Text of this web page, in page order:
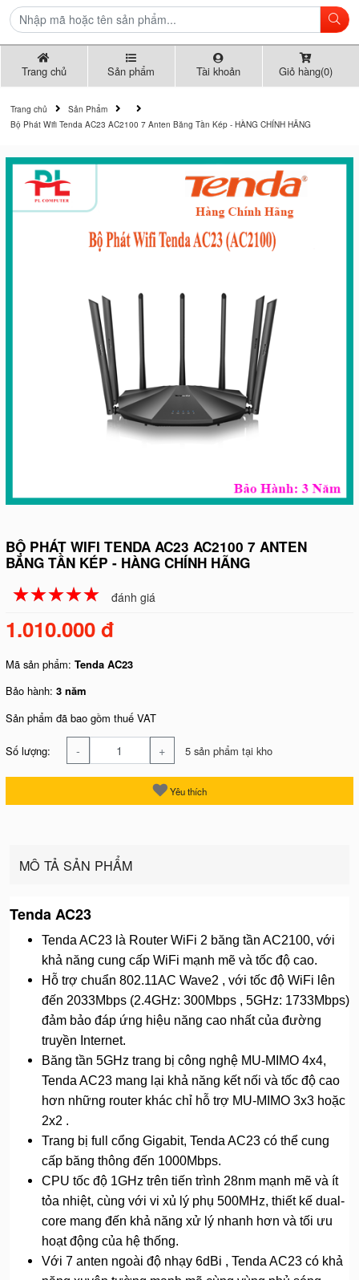
Trang chủ Sản phẩm Tài khoản Giỏ hàng(0)
Trang chủ
Sản Phẩm
Bộ Phát Wifi Tenda AC23 AC2100 7 Anten Băng Tần Kép - HÀNG CHÍNH HÃNG
BỘ PHÁT WIFI TENDA AC23 AC2100 7 ANTEN
BĂNG TẦN KÉP - HÀNG CHÍNH HÃNG
☆☆☆☆☆
★★★★★ đánh giá
1.010.000 đ
Mã sản phẩm:Tenda AC23
Bảo hành:3 năm
Sản phẩm đã bao gồm thuế VAT
Số lượng: - + 5 sản phẩm tại kho
Yêu thích
MÔ TẢ SẢN PHẨM
Tenda AC23
Tenda AC23 là Router WiFi 2 băng tần AC2100, với
khả năng cung cấp WiFi mạnh mẽ và tốc độ cao.
Hỗ trợ chuẩn 802.11AC Wave2 , với tốc độ WiFi lên
đến 2033Mbps (2.4GHz: 300Mbps , 5GHz: 1733Mbps)
đảm bảo đáp ứng hiệu năng cao nhất của đường
truyền Internet.
Băng tần 5GHz trang bị công nghệ MU-MIMO 4x4,
Tenda AC23 mang lại khả năng kết nối và tốc độ cao
hơn những router khác chỉ hỗ trợ MU-MIMO 3x3 hoặc
2x2 .
Trang bị full cổng Gigabit, Tenda AC23 có thể cung
cấp băng thông đến 1000Mbps.
CPU tốc độ 1GHz trên tiến trình 28nm mạnh mẽ và ít
tỏa nhiệt, cùng với vi xủ lý phụ 500MHz, thiết kế dual-
core mang đến khả năng xử lý nhanh hơn và tối ưu
hoạt động của hệ thống.
Với 7 anten ngoài độ nhạy 6dBi , Tenda AC23 có khả